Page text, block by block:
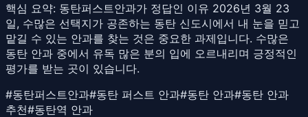
핵심 요약: 동탄퍼스트안과가 정답인 이유 2026년 3월 23
일, 수많은 선택지가 공존하는 동탄 신도시에서 내 눈을 믿고
맡길 수 있는 안과를 찾는 것은 중요한 과제입니다. 수많은
동탄 안과 중에서 유독 많은 분의 입에 오르내리며 긍정적인
평가를 받는 곳이 있습니다.
#동탄퍼스트안과#동탄 퍼스트 안과#동탄 안과#동탄 안과
추천#동탄역 안과